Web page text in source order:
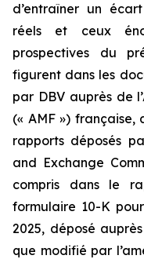
d’entraîner un
réels et ceux
prospectives du
figurent dans les
par DBV auprès de
(« AMF ») française,
rapports déposés
and Exchange
compris dans le
formulaire 10-K
2025, déposé
que modifié par